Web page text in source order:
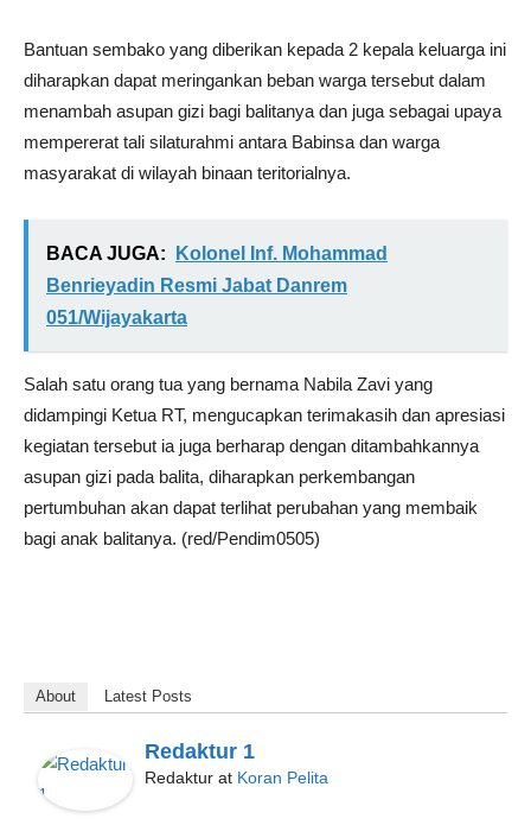
Bantuan sembako yang diberikan kepada 2 kepala keluarga ini
diharapkan dapat meringankan beban warga tersebut dalam
menambah asupan gizi bagi balitanya dan juga sebagai upaya
mempererat tali silaturahmi antara Babinsa dan warga
masyarakat di wilayah binaan teritorialnya.
BACA JUGA:
Kolonel Inf. Mohammad
Benrieyadin Resmi Jabat Danrem
051/Wijayakarta
Salah satu orang tua yang bernama Nabila Zavi yang
didampingi Ketua RT, mengucapkan terimakasih dan apresiasi
kegiatan tersebut ia juga berharap dengan ditambahkannya
asupan gizi pada balita, diharapkan perkembangan
pertumbuhan akan dapat terlihat perubahan yang membaik
bagi anak balitanya. (red/Pendim0505)
About Latest Posts
Redaktur 1
Redaktur at Koran Pelita